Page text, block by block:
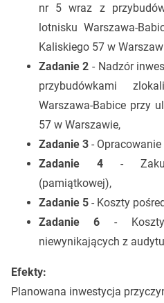
nr 5 wraz z
lotnisku Warszawa-
Kaliskiego 57 w
Zadanie 2 - Nadzór
przybudówkami
Warszawa-Babice przy
57 w Warszawie,
Zadanie 3 -
Zadanie 4- Zakup
(pamiątkowej),
Zadanie 5- Koszty
Zadanie 6 - Koszty
niewynikających z
Efekty:
Planowana inwestycja